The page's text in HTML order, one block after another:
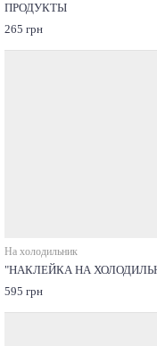
ПРОДУКТЫ
265 грн
На холодильник
"НАКЛЕЙКА НА
595 грн